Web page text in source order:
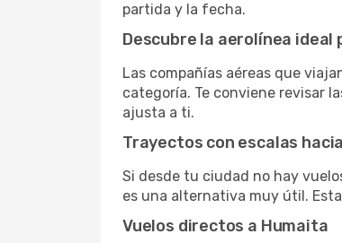
partida y la fecha.
Descubre la aerolínea
Las compañías aéreas que
categoría. Te conviene revisar
ajusta a ti.
Trayectos con escalas
Si desde tu ciudad no hay
es una alternativa muy útil.
Vuelos directos a Humaita